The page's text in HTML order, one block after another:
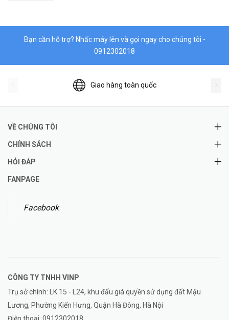
Bạn cần hỗ trợ? Nhấc máy lên và gọi ngay cho chúng tôi -
0912302018
Giao hàng toàn quốc
VỀ CHÚNG TÔI
CHÍNH SÁCH
HỎI ĐÁP
FANPAGE
Facebook
CÔNG TY TNHH VINP
Trụ sở chính: LK 15 - L24, khu đấu giá quyền sử dụng đất Mậu
Lương, Phường Kiến Hưng, Quận Hà Đông, Hà Nội
Điện thoại: 0912302018